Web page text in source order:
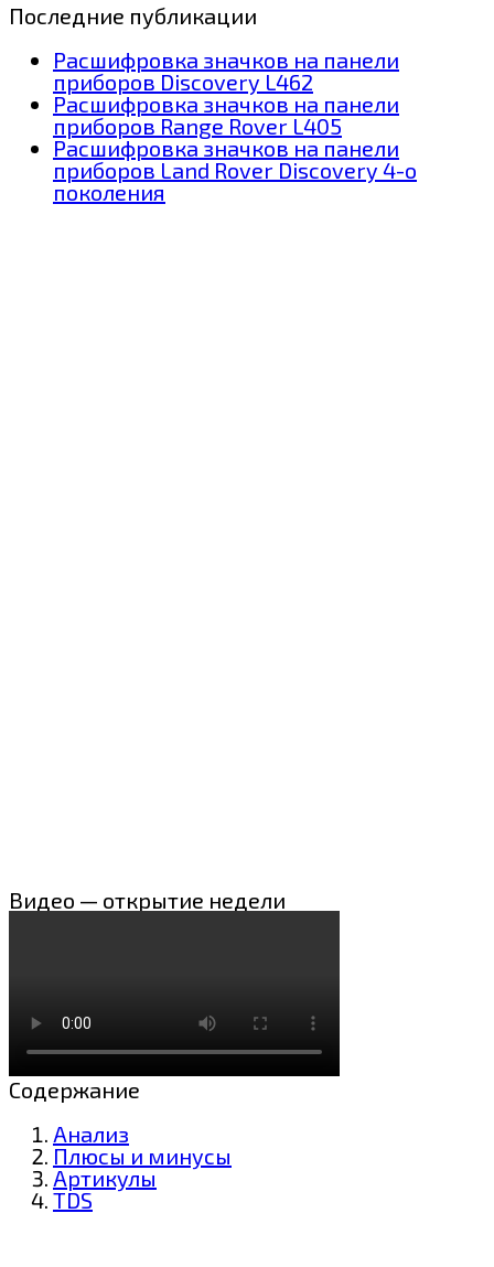
Последние публикации
Расшифровка значков на панели
приборов Discovery L462
Расшифровка значков на панели
приборов Range Rover L405
Расшифровка значков на панели
приборов Land Rover Discovery 4-о
поколения
Видео — открытие недели
Содержание
Анализ
Плюсы и минусы
Артикулы
TDS